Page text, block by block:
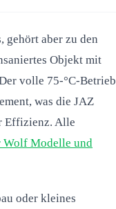
gehört aber zu den
Objekt mit
volle 75-°C-Betrieb
was die JAZ
Effizienz. Alle
Wolf Modelle und
oder kleines